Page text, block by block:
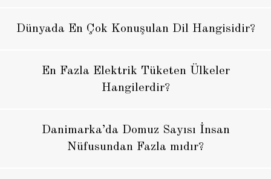
Dünyada En Çok Konuşulan Dil Hangisidir?
En Fazla Elektrik Tüketen Ülkeler
Hangilerdir?
Danimarka’da Domuz Sayısı İnsan
Nüfusundan Fazla mıdır?